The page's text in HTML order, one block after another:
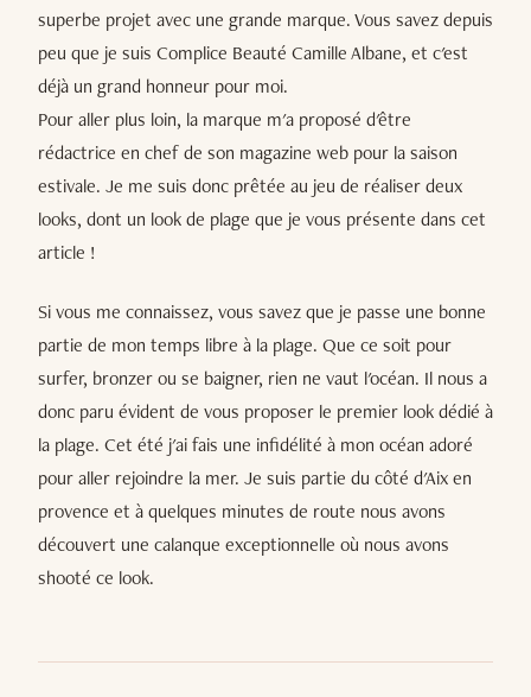
superbe projet avec une grande marque. Vous savez depuis
peu que je suis Complice Beauté Camille Albane, et c'est
déjà un grand honneur pour moi.
Pour aller plus loin, la marque m'a proposé d'être
rédactrice en chef de son magazine web pour la saison
estivale. Je me suis donc prêtée au jeu de réaliser deux
looks, dont un look de plage que je vous présente dans cet
article !
Si vous me connaissez, vous savez que je passe une bonne
partie de mon temps libre à la plage. Que ce soit pour
surfer, bronzer ou se baigner, rien ne vaut l'océan. Il nous a
donc paru évident de vous proposer le premier look dédié à
la plage. Cet été j'ai fais une infidélité à mon océan adoré
pour aller rejoindre la mer. Je suis partie du côté d'Aix en
provence et à quelques minutes de route nous avons
découvert une calanque exceptionnelle où nous avons
shooté ce look.